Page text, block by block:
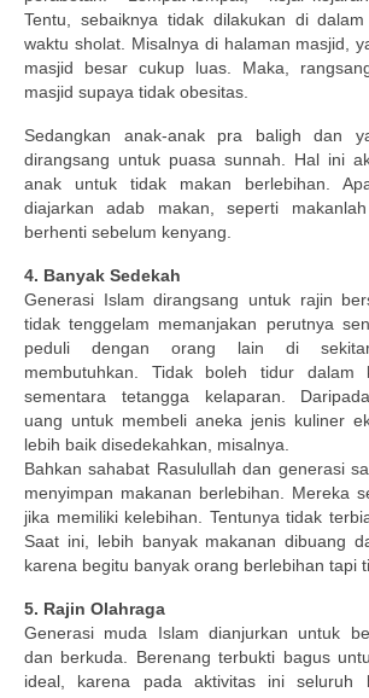
Tentu, sebaiknya tidak dilakukan di
waktu sholat. Misalnya di halaman masjid,
masjid besar cukup luas. Maka,
masjid supaya tidak obesitas.
Sedangkan anak-anak pra baligh dan
dirangsang untuk puasa sunnah. Hal ini
anak untuk tidak makan berlebihan.
diajarkan adab makan, seperti
berhenti sebelum kenyang.
4. Banyak Sedekah
Generasi Islam dirangsang untuk rajin
tidak tenggelam memanjakan perutnya
peduli dengan orang lain di
membutuhkan. Tidak boleh tidur dalam
sementara tetangga kelaparan.
uang untuk membeli aneka jenis kuliner
lebih baik disedekahkan, misalnya.
Bahkan sahabat Rasulullah dan generasi
menyimpan makanan berlebihan. Mereka
jika memiliki kelebihan. Tentunya tidak
Saat ini, lebih banyak makanan dibuang
karena begitu banyak orang berlebihan tapi
5. Rajin Olahraga
Generasi muda Islam dianjurkan untuk
dan berkuda. Berenang terbukti bagus
ideal, karena pada aktivitas ini seluruh